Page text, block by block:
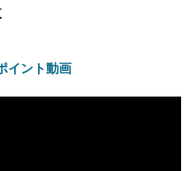
イント動画